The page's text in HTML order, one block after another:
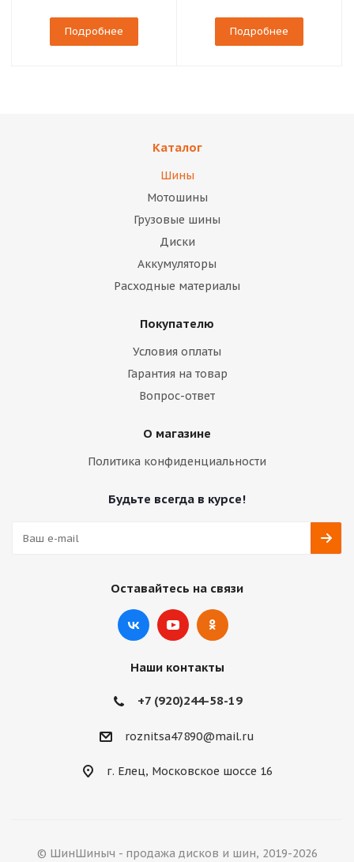
Подробнее Подробнее
Каталог
Шины
Мотошины
Грузовые шины
Диски
Аккумуляторы
Расходные материалы
Покупателю
Условия оплаты
Гарантия на товар
Вопрос-ответ
О магазине
Политика конфиденциальности
Будьте всегда в курсе!
Оставайтесь на связи
Наши контакты
+7 (920)244-58-19
roznitsa47890@mail.ru
г. Елец, Московское шоссе 16
© ШинШиныч - продажа дисков и шин, 2019-2026